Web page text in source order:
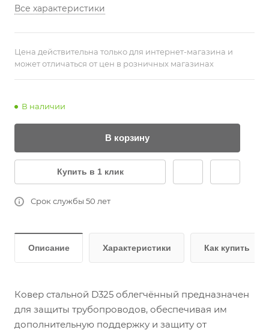
Все характеристики
Цена действительна только для интернет-магазина и
может отличаться от цен в розничных магазинах
В наличии
В корзину
Купить в 1 клик
Срок службы 50 лет
Описание Характеристики Как купить
Ковер стальной D325 облегчённый предназначен
для защиты трубопроводов, обеспечивая им
дополнительную поддержку и защиту от